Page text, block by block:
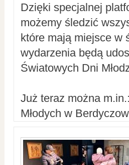
Dzięki specjalnej
możemy śledzić
które mają miejsce w
wydarzenia będą
Światowych Dni
Już teraz można
Młodych w